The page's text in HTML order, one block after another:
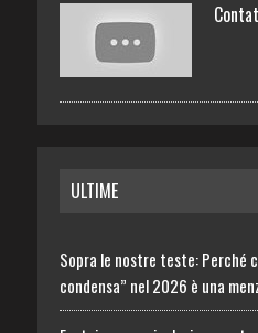
ULTIME
Sopra le nostre teste: Perché
condensa” nel 2026 è una